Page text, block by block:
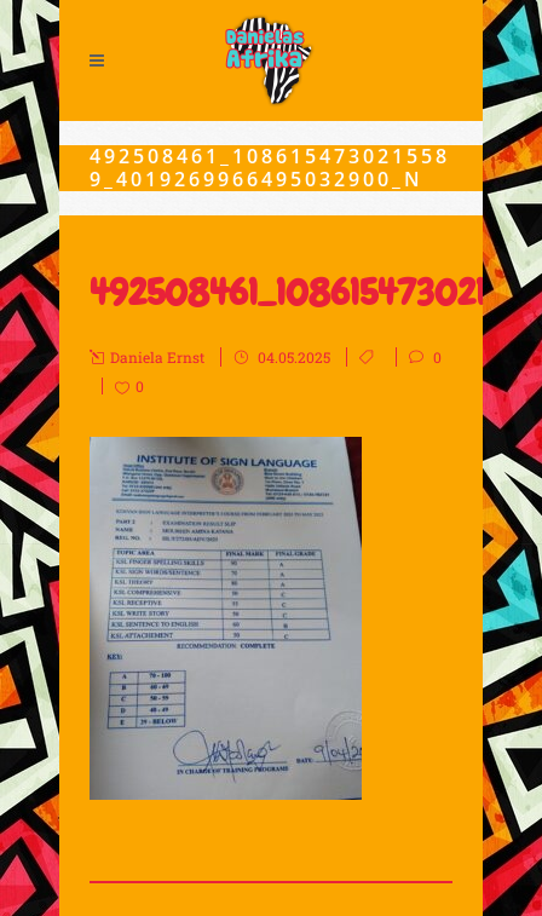
492508461_108615473021558
9_4019269966495032900_N
Daniela Ernst 04.05.2025
0
0